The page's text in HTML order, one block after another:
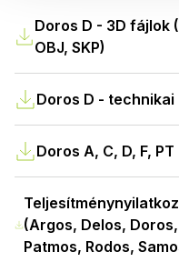
Doros D - 3D fájlok
OBJ, SKP)
Doros D - technikai
Doros A, C, D, F,
(Argos, Delos,
Patmos, Rodos,